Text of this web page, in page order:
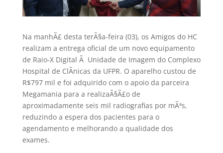
Na manhÃ£ desta terÃ§a-feira (03), os Amigos do HC
realizam a entrega oficial de um novo equipamento
de Raio-X Digital Ã Unidade de Imagem do Complexo
Hospital de ClÃ­nicas da UFPR. O aparelho custou de
R$797 mil e foi adquirido com o apoio da parceira
Megamania para a realizaÃ§Ã£o de
aproximadamente seis mil radiografias por mÃªs,
reduzindo a espera dos pacientes para o
agendamento e melhorando a qualidade dos
exames.